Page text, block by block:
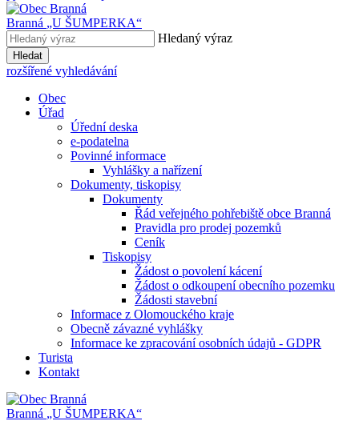
Branná „U ŠUMPERKA“
Hledaný výraz
Hledat
rozšířené vyhledávání
Obec
Úřad
Úřední deska
e-podatelna
Povinné informace
Vyhlášky a nařízení
Dokumenty, tiskopisy
Dokumenty
Řád veřejného pohřebiště obce Branná
Pravidla pro prodej pozemků
Ceník
Tiskopisy
Žádost o povolení kácení
Žádost o odkoupení obecního pozemku
Žádosti stavební
Informace z Olomouckého kraje
Obecně závazné vyhlášky
Informace ke zpracování osobních údajů - GDPR
Turista
Kontakt
Branná „U ŠUMPERKA“